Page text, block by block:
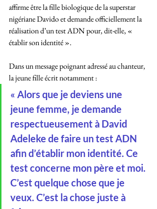
affirme être la fille biologique de la superstar
nigériane Davido et demande officiellement la
réalisation d’un test ADN pour, dit-elle, «
établir son identité ».
Dans un message poignant adressé au chanteur,
la jeune fille écrit notamment :
« Alors que je deviens une
jeune femme, je demande
respectueusement à David
Adeleke de faire un test ADN
afin d’établir mon identité. Ce
test concerne mon père et moi.
C’est quelque chose que je
veux. C’est la chose juste à